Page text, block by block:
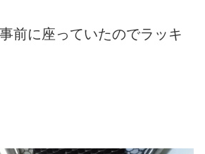
前に座っていたのでラッキ